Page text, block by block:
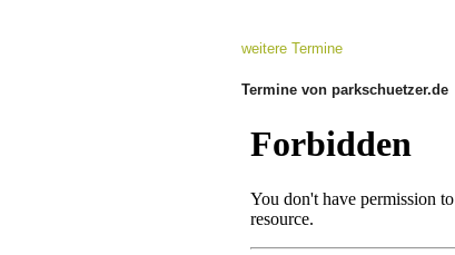
weitere Termine
Termine von parkschuetzer.de